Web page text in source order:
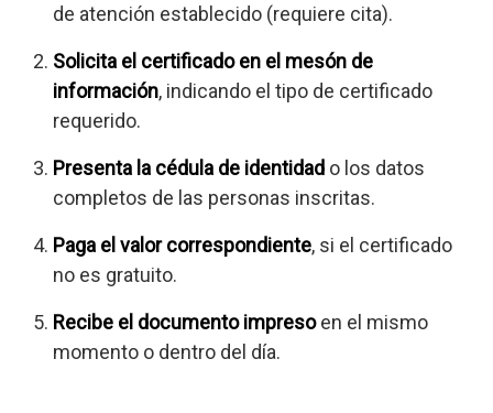
de atención establecido (requiere cita).
Solicita el certificado en el mesón de
información, indicando el tipo de certificado
requerido.
Presenta la cédula de identidad o los datos
completos de las personas inscritas.
Paga el valor correspondiente, si el certificado
no es gratuito.
Recibe el documento impresoen el mismo
momento o dentro del día.